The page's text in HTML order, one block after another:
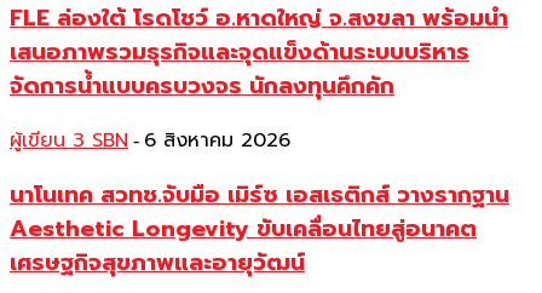
FLE ล่องใต้ โรดโชว์ อ.หาดใหญ่ จ.สงขลา พร้อมนำ
เสนอภาพรวมธุรกิจและจุดแข็งด้านระบบบริหาร
จัดการน้ำแบบครบวงจร นักลงทุนคึกคัก
ผู้เขียน 3 SBN - 6 สิงหาคม 2026
นาโนเทค สวทช.จับมือ เมิร์ซ เอสเธติกส์ วางรากฐาน
Aesthetic Longevity ขับเคลื่อนไทยสู่อนาคต
เศรษฐกิจสุขภาพและอายุวัฒน์